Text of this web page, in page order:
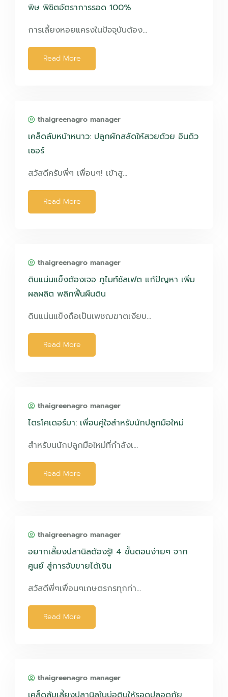
พิษ พิชิตอัตราการรอด 100%
การเลี้ยงหอยแครงในปัจจุบันต้อง…
Read More
thaigreenagro manager
เคล็ดลับหน้าหนาว: ปลูกผักสลัดให้สวยด้วย อินดิว
เซอร์
สวัสดีครับพี่ๆ เพื่อนๆ! เข้าสู…
Read More
thaigreenagro manager
ดินแน่นแข็งต้องเจอ ภูไมท์ซัลเฟต แก้ปัญหา เพิ่ม
ผลผลิต พลิกฟื้นผืนดิน
ดินแน่นแข็งถือเป็นเพชฌฆาตเงียบ…
Read More
thaigreenagro manager
ไตรโคเดอร์มา: เพื่อนคู่ใจสำหรับนักปลูกมือใหม่
สำหรับนนักปลูกมือใหม่ที่กำลังเ…
Read More
thaigreenagro manager
อยากเลี้ยงปลานิลต้องรู้! 4 ขั้นตอนง่ายๆ จาก
ศูนย์ สู่การจับขายได้เงิน
สวัสดีพี่ๆเพื่อนๆเกษตรกรทุกท่า…
Read More
thaigreenagro manager